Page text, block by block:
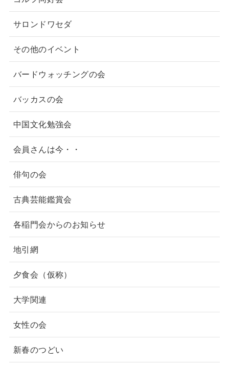
サロンドワセダ
その他のイベント
バードウォッチングの会
バッカスの会
中国文化勉強会
会員さんは今・・
俳句の会
古典芸能鑑賞会
各稲門会からのお知らせ
地引網
夕食会（仮称）
大学関連
女性の会
新春のつどい